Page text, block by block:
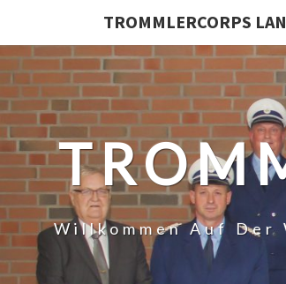
TROMMLERCORPS
Willkommen Auf